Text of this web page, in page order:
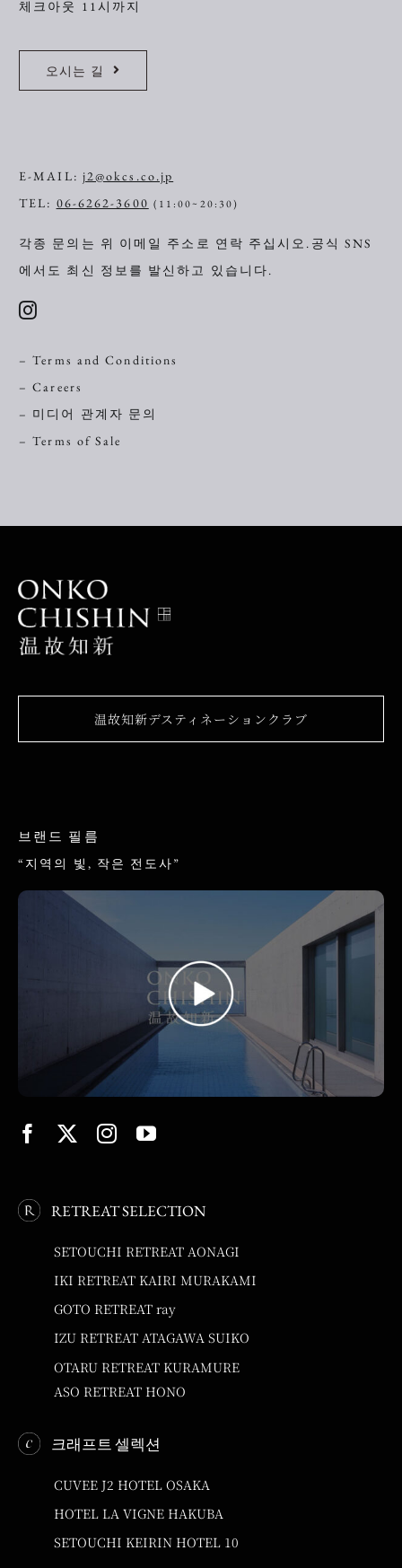
체크아웃 11시까지
오시는 길
E-MAIL: j2@okcs.co.jp
TEL: 06-6262-3600 (11:00~20:30)
각종 문의는 위 이메일 주소로 연락 주십시오. 공식 SNS
에서도 최신 정보를 발신하고 있습니다.
– Terms and Conditions
– Careers
– 미디어 관계자 문의
– Terms of Sale
温故知新デスティネーションクラブ
브랜드 필름
“지역의 빛, 작은 전도사”
RETREAT SELECTION
SETOUCHI RETREAT AONAGI
IKI RETREAT KAIRI MURAKAMI
GOTO RETREAT ray
IZU RETREAT ATAGAWA SUIKO
OTARU RETREAT KURAMURE
ASO RETREAT HONO
크래프트 셀렉션
CUVEE J2 HOTEL OSAKA
HOTEL LA VIGNE HAKUBA
SETOUCHI KEIRIN HOTEL 10